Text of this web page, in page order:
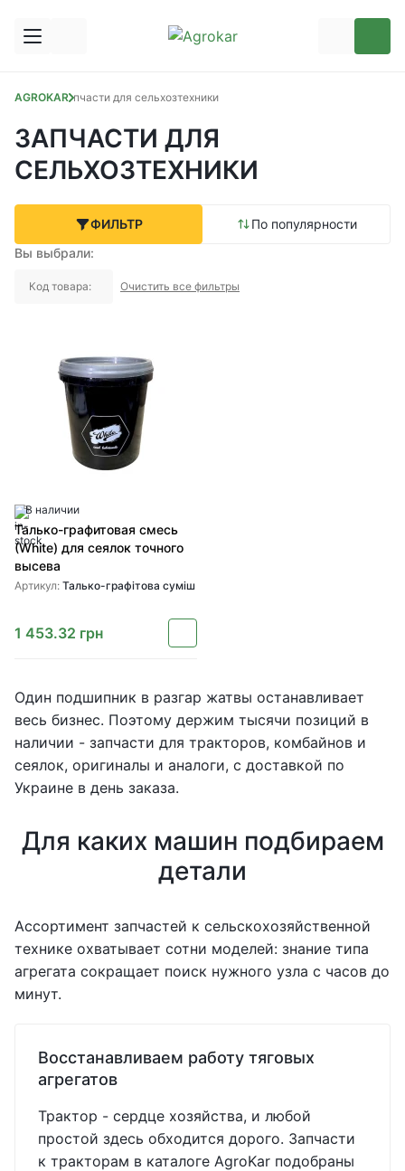
AGROKARЗапчасти для сельхозтехники
ЗАПЧАСТИ ДЛЯ
СЕЛЬХОЗТЕХНИКИ
ФИЛЬТР
По популярности
Вы выбрали:
Код товара: Очистить все фильтры
В наличии
Талько-графитовая смесь
(White) для сеялок точного
высева
Артикул: Талько-графітова суміш
1 453.32 грн
Один подшипник в разгар жатвы останавливает
весь бизнес. Поэтому держим тысячи позиций в
наличии - запчасти для тракторов, комбайнов и
сеялок, оригиналы и аналоги, с доставкой по
Украине в день заказа.
Для каких машин подбираем
детали
Ассортимент запчастей к сельскохозяйственной
технике охватывает сотни моделей: знание типа
агрегата сокращает поиск нужного узла с часов до
минут.
Восстанавливаем работу тяговых
агрегатов
Трактор - сердце хозяйства, и любой
простой здесь обходится дорого. Запчасти
к тракторам в каталоге AgroKar подобраны